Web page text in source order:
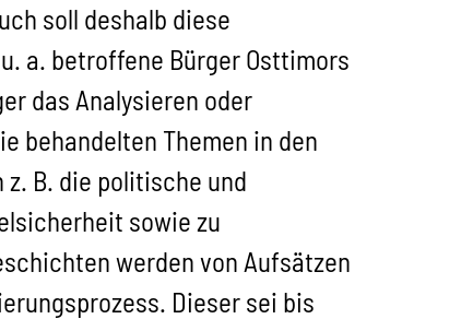
soll deshalb diese
a. betroffene Bürger Osttimors
das Analysieren oder
behandelten Themen in den
z. B. die politische und
sowie zu
werden von Aufsätzen
Dieser sei bis